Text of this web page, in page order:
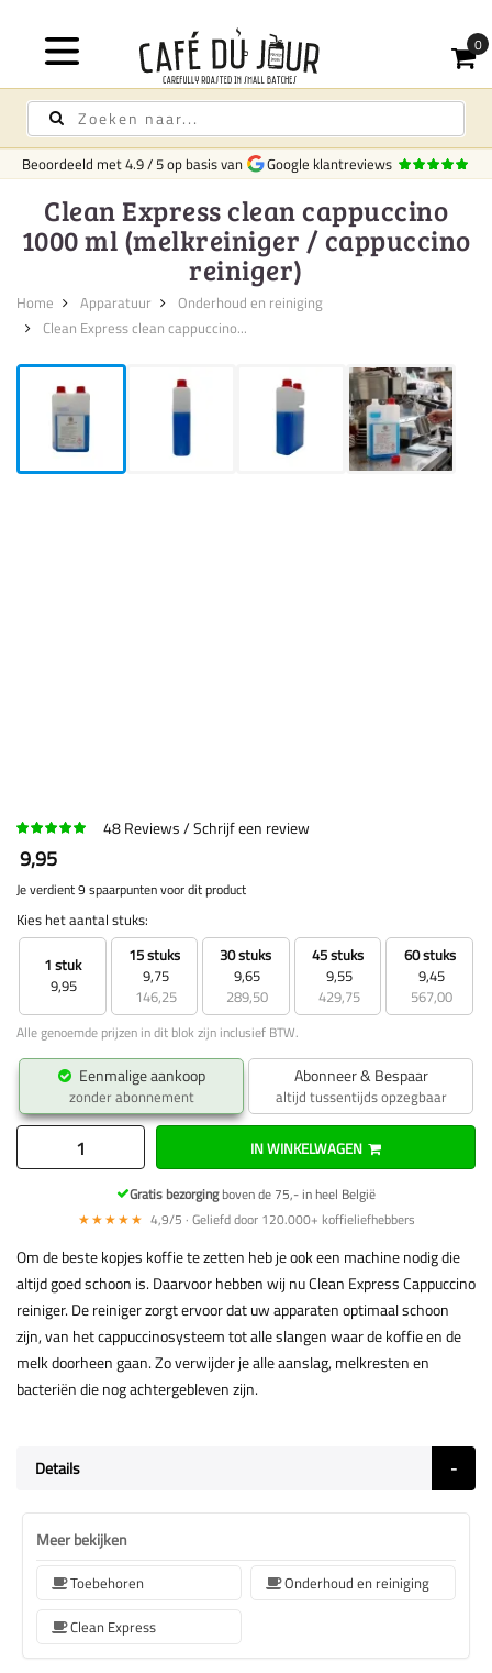
Beoordeeld met4.9/5op basis van Google klantreviews
Clean Express clean cappuccino
1000 ml (melkreiniger / cappuccino
reiniger)
Home Apparatuur
Onderhoud en reiniging
Clean Express clean cappuccino...
48Reviews Schrijf een review
9,95
Je verdient 9 spaarpunten voor dit product
Kies het aantal stuks:
1 stuk
9,95
15 stuks
9,75
146,25
30 stuks
9,65
289,50
45 stuks
9,55
429,75
60 stuks
9,45
567,00
Alle genoemde prijzen in dit blok zijn inclusief BTW.
Eenmalige aankoop
zonder abonnement
Abonneer & Bespaar
altijd tussentijds opzegbaar
IN WINKELWAGEN
Gratis bezorgingboven de 75,- in heel België
★★★★★ 4,9/5 · Geliefd door 120.000+ koffieliefhebbers
Om de beste kopjes koffie te zetten heb je ook een machine nodig die
altijd goed schoon is. Daarvoor hebben wij nu Clean Express Cappuccino
reiniger. De reiniger zorgt ervoor dat uw apparaten optimaal schoon
zijn, van het cappuccinosysteem tot alle slangen waar de koffie en de
melk doorheen gaan. Zo verwijder je alle aanslag, melkresten en
bacteriën die nog achtergebleven zijn.
Details
Meer bekijken
Toebehoren
Onderhoud en reiniging
Clean Express